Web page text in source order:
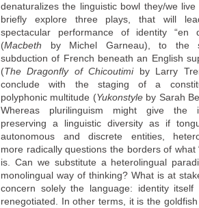
denaturalizes the linguistic bowl they/we
briefly explore three plays, that will
spectacular performance of identity “en
(Macbeth by Michel Garneau), to the
subduction of French beneath an English
(The Dragonfly of Chicoutimi by Larry
conclude with the staging of a
polyphonic multitude (Yukonstyleby Sarah
Whereas plurilinguism might give the
preserving a linguistic diversity as if
autonomous and discrete entities,
more radically questions the borders of what
is. Can we substitute a heterolingual
monolingual way of thinking? What is at
concern solely the language: identity
renegotiated. In other terms, it is the